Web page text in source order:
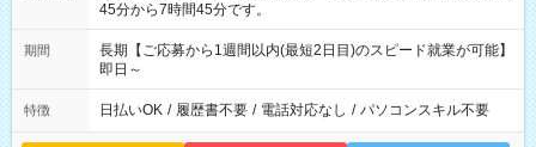
45分から7時間45分です。
期間
長期【ご応募から1週間以内(最短2日目)のスピード就業が可能】
即日～
特徴 日払いOK / 履歴書不要 / 電話対応なし / パソコンスキル不要